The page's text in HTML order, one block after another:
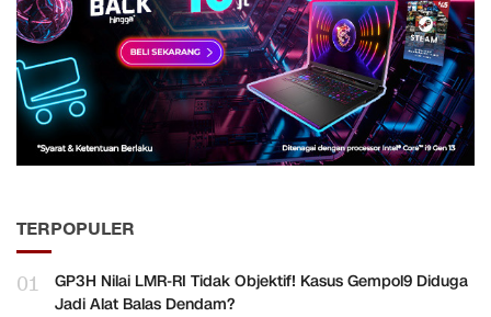
TERPOPULER
01
GP3H Nilai LMR-RI Tidak Objektif! Kasus Gempol9 Diduga
Jadi Alat Balas Dendam?